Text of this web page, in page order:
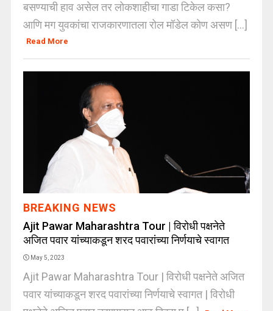
बसण्याची हाव असेल तर लोकशाहीचा गाडा टिकेल कसा?
आणि मग युवकांचा राजकारणातला रोल मॉडेल कोण असण [...]
Read More
BREAKING NEWS
Ajit Pawar Maharashtra Tour | विरोधी पक्षनेते
अजित पवार यांच्याकडून शरद पवारांच्या निर्णयाचे स्वागत
May 5, 2023
Ajit Pawar Maharashtra Tour | विरोधी पक्षनेते अजित
पवार यांच्याकडून शरद पवारांच्या निर्णयाचे स्वागत | विरोधी